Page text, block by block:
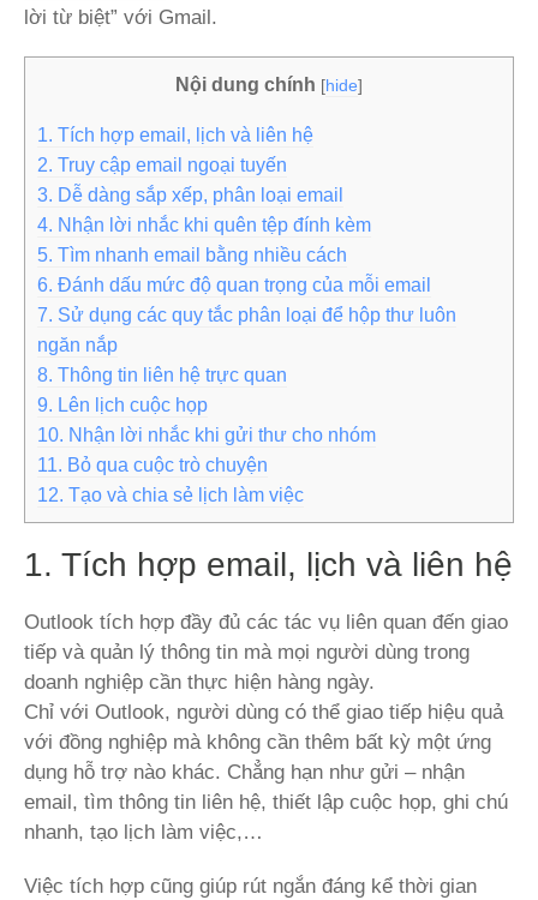
lời từ biệt” với Gmail.
Nội dung chính [hide]
1. Tích hợp email, lịch và liên hệ
2. Truy cập email ngoại tuyến
3. Dễ dàng sắp xếp, phân loại email
4. Nhận lời nhắc khi quên tệp đính kèm
5. Tìm nhanh email bằng nhiều cách
6. Đánh dấu mức độ quan trọng của mỗi email
7. Sử dụng các quy tắc phân loại để hộp thư luôn
ngăn nắp
8. Thông tin liên hệ trực quan
9. Lên lịch cuộc họp
10. Nhận lời nhắc khi gửi thư cho nhóm
11. Bỏ qua cuộc trò chuyện
12. Tạo và chia sẻ lịch làm việc
1. Tích hợp email, lịch và liên hệ
Outlook tích hợp đầy đủ các tác vụ liên quan đến giao
tiếp và quản lý thông tin mà mọi người dùng trong
doanh nghiệp cần thực hiện hàng ngày.
Chỉ với Outlook, người dùng có thể giao tiếp hiệu quả
với đồng nghiệp mà không cần thêm bất kỳ một ứng
dụng hỗ trợ nào khác. Chẳng hạn như gửi – nhận
email, tìm thông tin liên hệ, thiết lập cuộc họp, ghi chú
nhanh, tạo lịch làm việc,…
Việc tích hợp cũng giúp rút ngắn đáng kể thời gian